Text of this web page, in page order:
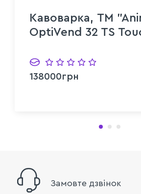
Кавоварка, TM
OptiVend 32 TS
138000грн
Замовте дзвінок